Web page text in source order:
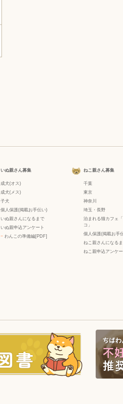
いぬ親さん募集
成犬(オス)
成犬(メス)
子犬
個人保護(掲載お手伝い)
いぬ親さんになるまで
いぬ親申込アンケート
− わんこの準備編[PDF]
ねこ親さん募集
千葉
東京
神奈川
埼玉・長野
泊まれる猫カフェ
コ」
個人保護(掲載お手
ねこ親さんになる
ねこ親申込アンケ